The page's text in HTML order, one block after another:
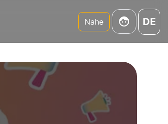
Nahe DE